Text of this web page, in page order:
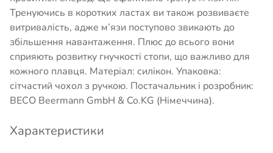
Тренуючись в коротких ластах ви також розвиваєте
витривалість, адже м’язи поступово звикають до
збільшення навантаження. Плюс до всього вони
сприяють розвитку гнучкості стопи, що важливо для
кожного плавця. Матеріал: силікон. Упаковка:
сітчастий чохол з ручкою. Постачальник і розробник:
BECO Beermann GmbH & Co.KG (Німеччина).
Характеристики